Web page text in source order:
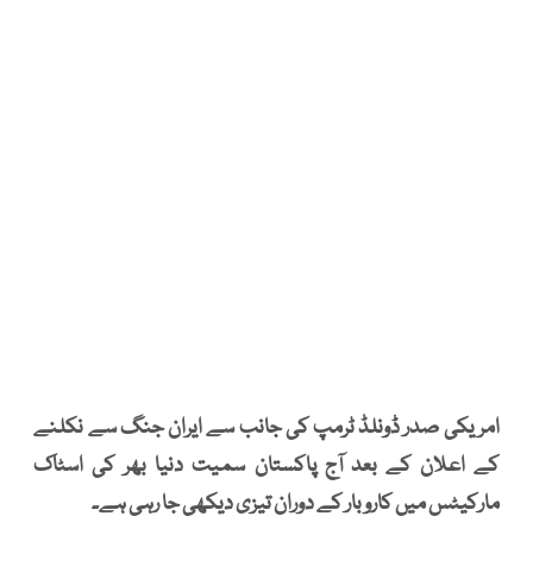
امریکی صدر ڈونلڈ ٹرمپ کی جانب سے ایران جنگ سے نکلنے
کے اعلان کے بعد آج پاکستان سمیت دنیا بھر کی اسٹاک
مارکیٹس میں کاروبار کے دوران تیزی دیکھی جا رہی ہے۔